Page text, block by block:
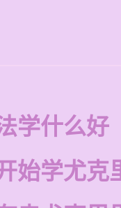
学什么好
始学尤克